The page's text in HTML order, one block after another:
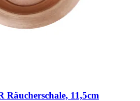
Räucherschale, 11,5cm